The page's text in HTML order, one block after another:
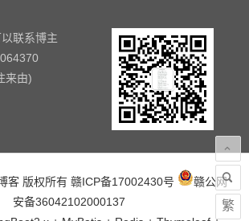
联系博主
来由)
客 版权所有 赣ICP备17002430号
赣公网
安备36042102000137
繁